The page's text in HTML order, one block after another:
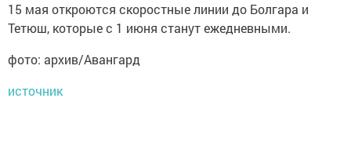
15 мая откроются скоростные линии до Болгара и
Тетюш, которые с 1 июня станут ежедневными.
фото: архив/Авангард
источник